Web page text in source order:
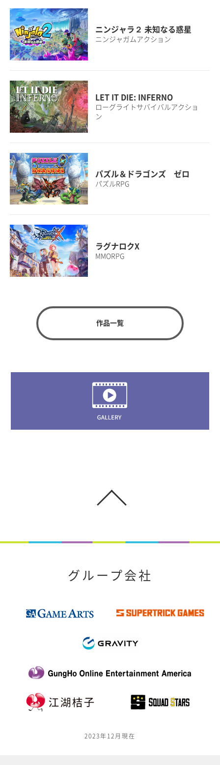
ニンジャラ２ 未知なる惑星
ニンジャガムアクション
LET IT DIE: INFERNO
ローグライトサバイバルアクショ
ン
パズル＆ドラゴンズ ゼロ
パズルRPG
ラグナロクX
MMORPG
作品一覧
グループ会社
2023年12月現在